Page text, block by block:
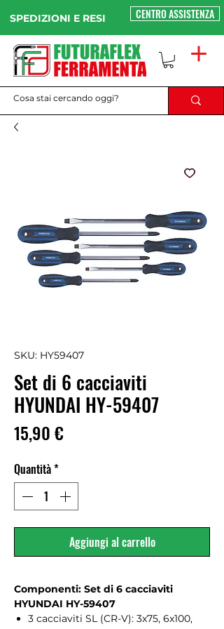
SPEDIZIONI E RESI CENTRO ASSISTENZA
SKU: HY59407
Set di 6 cacciaviti
HYUNDAI HY-59407
15,90 €
Quantità*
Aggiungi al carrello
Componenti: Set di 6 cacciaviti
HYUNDAI HY-59407
3 cacciaviti SL (CR-V): 3x75, 6x100,